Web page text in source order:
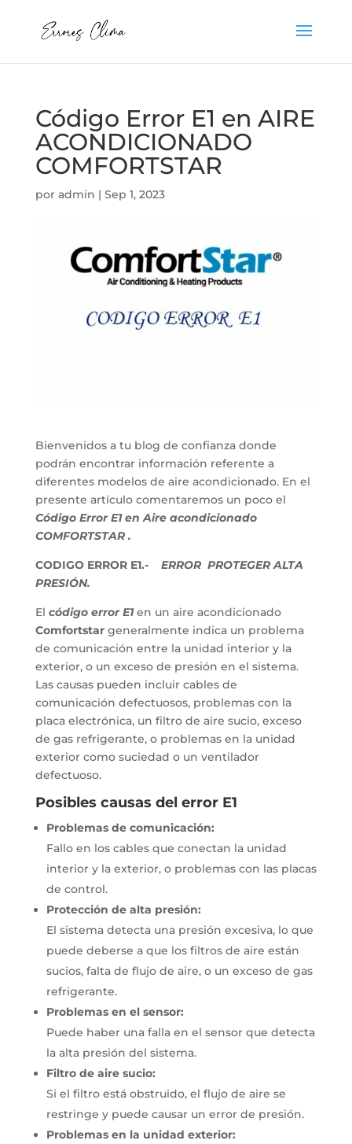
Código Error E1 en AIRE
ACONDICIONADO
COMFORTSTAR
por admin | Sep 1, 2023
Bienvenidos a tu blog de confianza donde
podrán encontrar información referente a
diferentes modelos de aire acondicionado. En el
presente artículo comentaremos un poco el
Código Error E1 en Aire acondicionado
COMFORTSTAR .
CODIGO ERROR E1.-
ERROR PROTEGER ALTA
PRESIÓN.
El código error E1 en un aire acondicionado
Comfortstargeneralmente indica un problema
de comunicación entre la unidad interior y la
exterior, o un exceso de presión en el sistema.
Las causas pueden incluir cables de
comunicación defectuosos, problemas con la
placa electrónica, un filtro de aire sucio, exceso
de gas refrigerante, o problemas en la unidad
exterior como suciedad o un ventilador
defectuoso.
Posibles causas del error E1
Problemas de comunicación:
Fallo en los cables que conectan la unidad
interior y la exterior, o problemas con las placas
de control.
Protección de alta presión:
El sistema detecta una presión excesiva, lo que
puede deberse a que los filtros de aire están
sucios, falta de flujo de aire, o un exceso de gas
refrigerante.
Problemas en el sensor:
Puede haber una falla en el sensor que detecta
la alta presión del sistema.
Filtro de aire sucio:
Si el filtro está obstruido, el flujo de aire se
restringe y puede causar un error de presión.
Problemas en la unidad exterior: